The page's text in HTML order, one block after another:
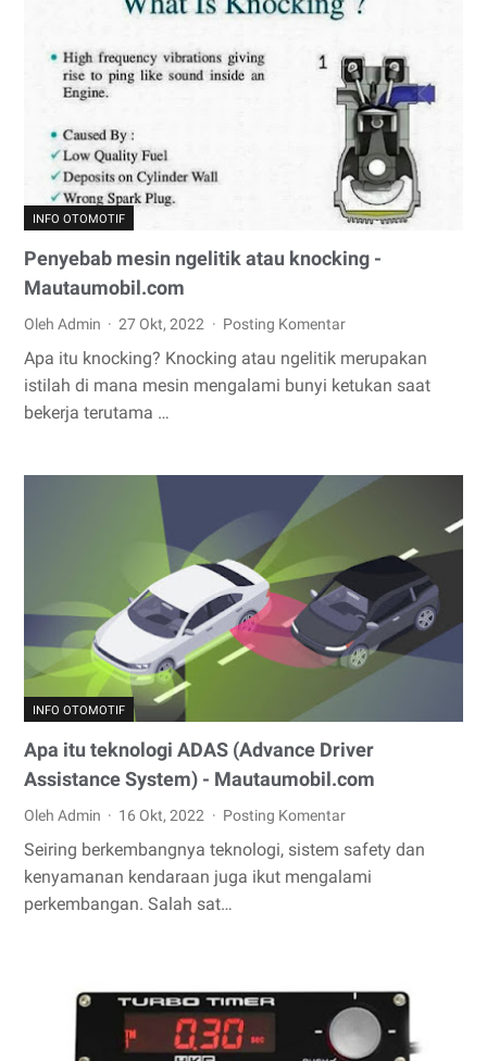
INFO OTOMOTIF
Penyebab mesin ngelitik atau knocking -
Mautaumobil.com
Oleh Admin 27 Okt, 2022 Posting Komentar
Apa itu knocking? Knocking atau ngelitik merupakan
istilah di mana mesin mengalami bunyi ketukan saat
bekerja terutama …
INFO OTOMOTIF
Apa itu teknologi ADAS (Advance Driver
Assistance System) - Mautaumobil.com
Oleh Admin 16 Okt, 2022 Posting Komentar
Seiring berkembangnya teknologi, sistem safety dan
kenyamanan kendaraan juga ikut mengalami
perkembangan. Salah sat…